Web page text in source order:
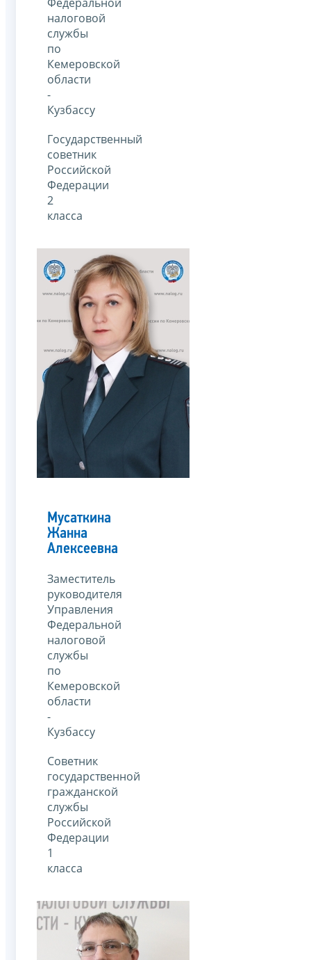
налоговой
службы
по
Кемеровской
области
-
Кузбассу
Государственный
советник
Российской
Федерации
2
класса
Мусаткина
Жанна
Алексеевна
Заместитель
руководителя
Управления
Федеральной
налоговой
службы
по
Кемеровской
области
-
Кузбассу
Советник
государственной
гражданской
службы
Российской
Федерации
1
класса